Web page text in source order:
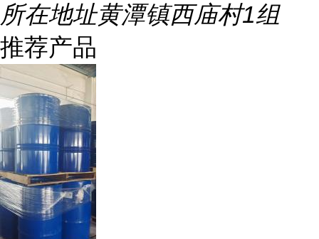
所在地址黄潭镇西庙村1组
推荐产品